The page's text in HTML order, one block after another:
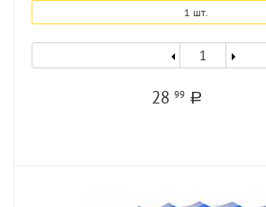
1 шт.
2899 a